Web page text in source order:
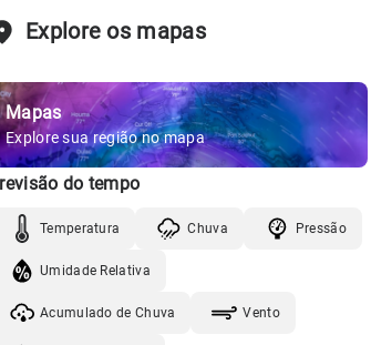
Explore os mapas
Mapas
Explore sua região no mapa
do tempo
Temperatura Chuva Pressão
Umidade Relativa
Acumulado de Chuva Vento